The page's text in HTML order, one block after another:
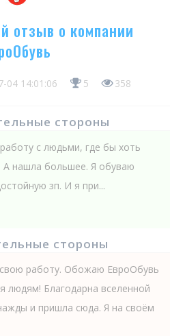
отзыв о компании
04 14:01:06 5 358
стороны
с людьми, где бы хоть
А нашла большее. Я обуваю
зп. И я при...
стороны
работу. Обожаю ЕвроОбувь
людям! Благодарна вселенной
и пришла сюда. Я на своём